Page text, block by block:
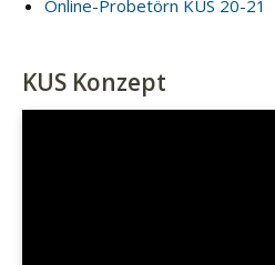
Online-Probetörn KUS 20-21
KUS Konzept